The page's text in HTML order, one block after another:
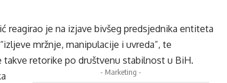
reagirao je na izjave bivšeg predsjednika entiteta
mržnje, manipulacije i uvreda”, te
retorike po društvenu stabilnost u BiH.
- Marketing -